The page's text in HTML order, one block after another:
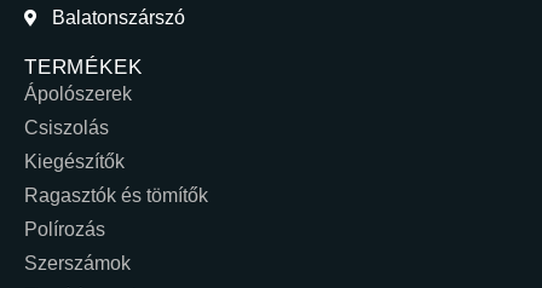
Balatonszárszó
TERMÉKEK
Ápolószerek
Csiszolás
Kiegészítők
Ragasztók és tömítők
Polírozás
Szerszámok